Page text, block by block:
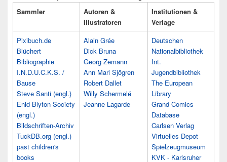
Sammler
Autoren &
Illustratoren
Institutionen &
Verlage
Pixibuch.de
Blüchert
Bibliographie
I.N.D.U.C.K.S. /
Bause
Steve Santi (engl.)
Enid Blyton Society
(engl.)
Bildschriften-Archiv
TuckDB.org (engl.)
past children's
books
Alain Grée
Dick Bruna
Georg Zemann
Ann Mari Sjögren
Robert Dallet
Willy Schermelé
Jeanne Lagarde
Deutschen
Nationalbibliothek
Int.
Jugendbibliothek
The European
Library
Grand Comics
Database
Carlsen Verlag
Virtuelles Depot
Spielzeugmuseum
KVK - Karlsruher